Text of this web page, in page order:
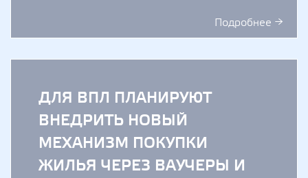
Подробнее →
ДЛЯ ВПЛ ПЛАНИРУЮТ
ВНЕДРИТЬ НОВЫЙ
МЕХАНИЗМ ПОКУПКИ
ЖИЛЬЯ ЧЕРЕЗ ВАУЧЕРЫ И